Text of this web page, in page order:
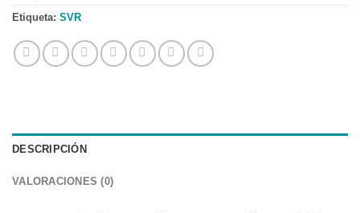
Etiqueta: SVR
DESCRIPCIÓN
VALORACIONES (0)